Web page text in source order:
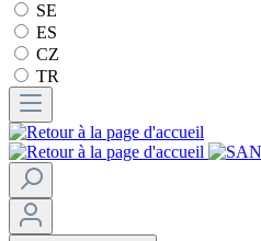
SE
ES
CZ
TR